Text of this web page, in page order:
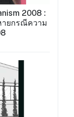
2008 :
ายกรณีความ